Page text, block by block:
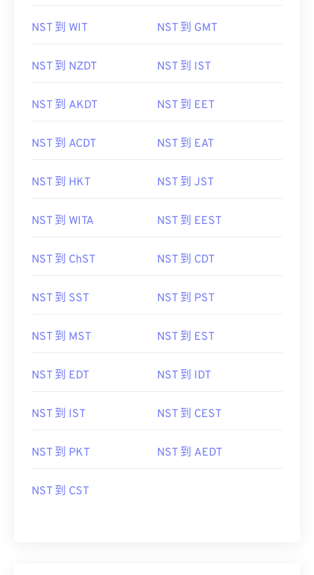
NST 到 WIT NST 到 GMT
NST 到 NZDT NST 到 IST
NST 到 AKDT NST 到 EET
NST 到 ACDT NST 到 EAT
NST 到 HKT NST 到 JST
NST 到 WITA NST 到 EEST
NST 到 ChST NST 到 CDT
NST 到 SST NST 到 PST
NST 到 MST NST 到 EST
NST 到 EDT NST 到 IDT
NST 到 IST NST 到 CEST
NST 到 PKT NST 到 AEDT
NST 到 CST